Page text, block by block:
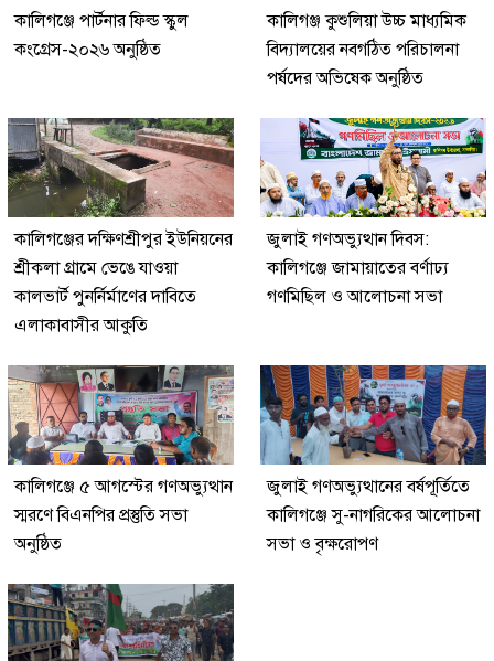
কালিগঞ্জে পার্টনার ফিল্ড স্কুল
কংগ্রেস-২০২৬ অনুষ্ঠিত
কালিগঞ্জ কুশুলিয়া উচ্চ মাধ্যমিক
বিদ্যালয়ের নবগঠিত পরিচালনা
পর্ষদের অভিষেক অনুষ্ঠিত
কালিগঞ্জের দক্ষিণশ্রীপুর ইউ‌নিয়‌নের
শ্রীকলা গ্রা‌মে ভেঙে যাওয়া
কালভার্ট পুনর্নির্মাণের দাবিতে
এলাকাবাসীর আকুতি
জুলাই গণঅভ্যুত্থান দিবস:
কালিগঞ্জে জামায়াতের বর্ণাঢ্য
গণমিছিল ও আলোচনা সভা
কালিগঞ্জে ৫ আগস্টের গণঅভ্যুত্থান
স্মরণে বিএনপির প্রস্তুতি সভা
অনুষ্ঠিত
জুলাই গণঅভ্যুত্থানের বর্ষপূর্তিতে
কালিগঞ্জে সু-নাগরিকের আলোচনা
সভা ও বৃক্ষরোপণ